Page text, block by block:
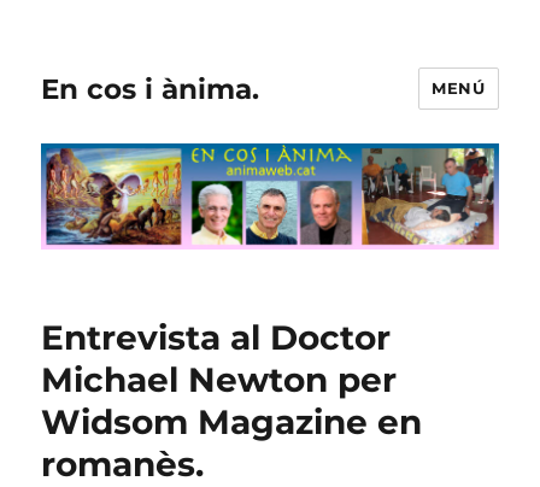
En cos i ànima. MENÚ
Entrevista al Doctor
Michael Newton per
Widsom Magazine en
romanès.